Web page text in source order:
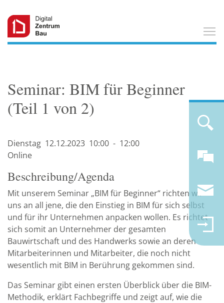
Seminar: BIM für Beginner
(Teil 1 von 2)
Dienstag 12.12.2023 10:00 - 12:00
Online
Beschreibung/Agenda
Mit unserem Seminar „BIM für Beginner“ richten wir
uns an all jene, die den Einstieg in BIM für sich selbst
und für ihr Unternehmen anpacken wollen. Es richtet
sich somit an Unternehmer der gesamten
Bauwirtschaft und des Handwerks sowie an deren
Mitarbeiterinnen und Mitarbeiter, die noch nicht
wesentlich mit BIM in Berührung gekommen sind.
Das Seminar gibt einen ersten Überblick über die BIM-
Methodik, erklärt Fachbegriffe und zeigt auf, wie die